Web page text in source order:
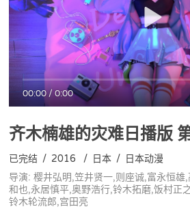
00:00/0:00
齐木楠雄的灾难日播版
已完结 / 2016 / 日本 / 日本动漫
导演: 樱井弘明,笠井贤一,则座诚,富永恒雄
和也,永居慎平,奥野浩行,铃木拓磨,饭村正
铃木轮流郎,宫田亮